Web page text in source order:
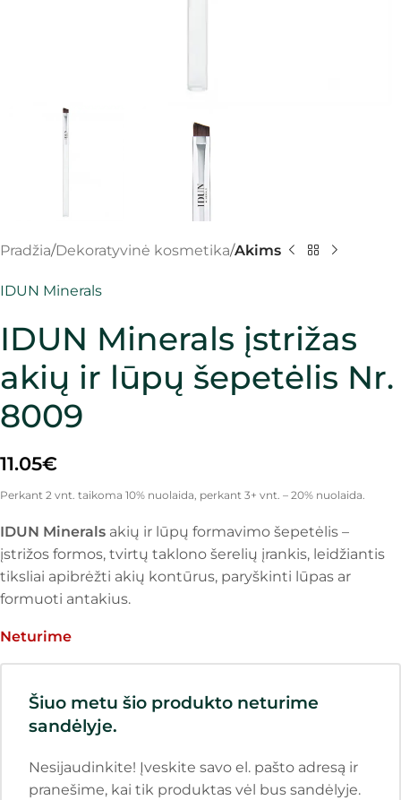
Pradžia Dekoratyvinė kosmetika Akims
IDUN Minerals
IDUN Minerals įstrižas
akių ir lūpų šepetėlis Nr.
8009
11.05€
Perkant 2 vnt. taikoma 10% nuolaida, perkant 3+ vnt. – 20% nuolaida.
IDUN Minerals akių ir lūpų formavimo šepetėlis –
įstrižos formos, tvirtų taklono šerelių įrankis, leidžiantis
tiksliai apibrėžti akių kontūrus, paryškinti lūpas ar
formuoti antakius.
Neturime
Šiuo metu šio produkto neturime
sandėlyje.
Nesijaudinkite! Įveskite savo el. pašto adresą ir
pranešime, kai tik produktas vėl bus sandėlyje.